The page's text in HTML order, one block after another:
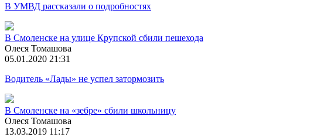
В УМВД рассказали о подробностях
В Смоленске на улице Крупской сбили пешехода
Олеся Томашова
05.01.2020 21:31
Водитель «Лады» не успел затормозить
В Смоленске на «зебре» сбили школьницу
Олеся Томашова
13.03.2019 11:17